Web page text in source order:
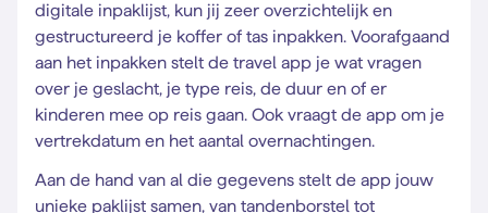
digitale inpaklijst, kun jij zeer overzichtelijk en
gestructureerd je koffer of tas inpakken. Voorafgaand
aan het inpakken stelt de travel app je wat vragen
over je geslacht, je type reis, de duur en of er
kinderen mee op reis gaan. Ook vraagt de app om je
vertrekdatum en het aantal overnachtingen.
Aan de hand van al die gegevens stelt de app jouw
unieke paklijst samen, van tandenborstel tot